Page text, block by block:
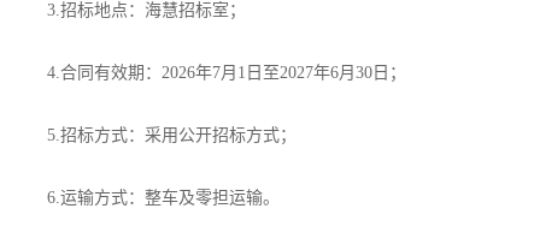
3.招标地点：海慧招标室 ；
4.合同有效期：2026年7月1日至2027年6月30日 ；
5.招标方式：采用公开招标方式；
6.运输方式：整车及零担运输。